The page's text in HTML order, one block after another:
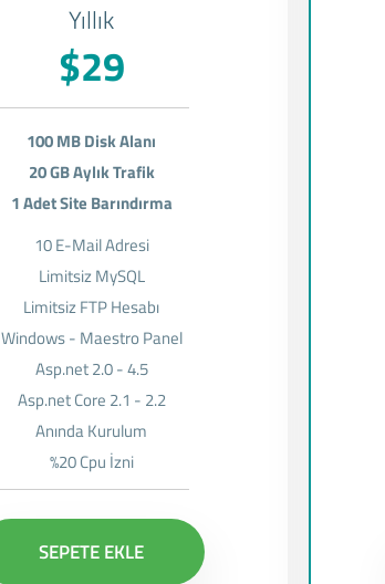
Yıllık
$29
100 MB Disk Alanı
20 GB Aylık Trafik
1 Adet Site Barındırma
10 E-Mail Adresi
Limitsiz MySQL
Limitsiz FTP Hesabı
Windows - Maestro Panel
Asp.net 2.0 - 4.5
Asp.net Core 2.1 - 2.2
Anında Kurulum
%20 Cpu İzni
SEPETE EKLE